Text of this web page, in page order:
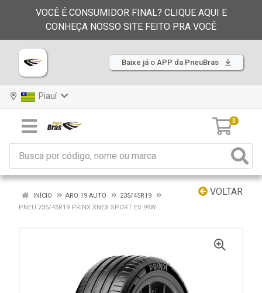
VOCÊ É CONSUMIDOR FINAL? CLIQUE AQUI E
CONHEÇA NOSSO SITE FEITO PRA VOCÊ
Baixe já o APP da PneuBras
Piauí
0
VOLTAR
INÍCIO ARO 19 AUTO
235/45R19
PNEU 235/45R19 PRINX XNEX SPORT EV 99W